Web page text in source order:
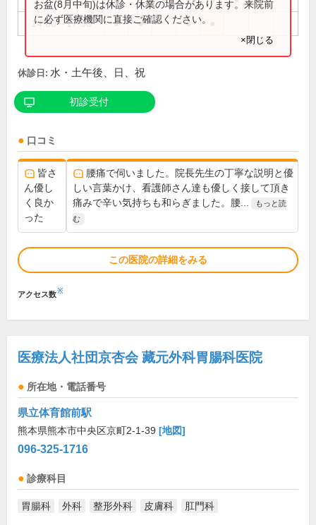
14:00～17:30 ● ● ●
お盆(8月中旬)は休診・休業の場合があります。来院前
に必ず医療機関に直接ご確認ください。
×閉じる
休診日: 水・土午後、日、祝
初診受付
口コミ
皆さ
ん優し
く良か
った
腰痛で伺いました。院長先生の丁寧な説明と優
しい言葉かけ、看護師さん達も優しく接して頂き
痛みで辛い気持ちも和らぎました。腰...
もっと読
む
この医院の詳細をみる
アクセス数※
医療法人社団京杏会 藏元外科胃腸科医院
所在地・電話番号
県立体育館前駅
熊本県熊本市中央区京町2-1-39 [地図]
096-325-1716
診療科目
胃腸科 外科 整形外科 皮膚科 肛門科